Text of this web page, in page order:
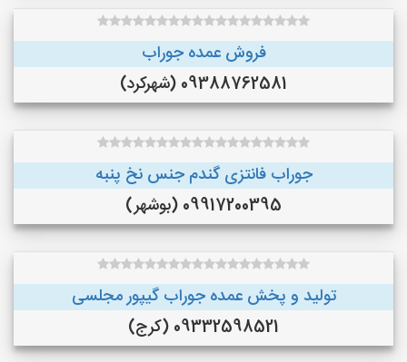
فروش عمده جوراب
09388762581 (شهرکرد)
جوراب فانتزی گندم جنس نخ پنبه
09917200395 (بوشهر)
تولید و پخش عمده جوراب گیپور مجلسی
09332598521 (کرج)